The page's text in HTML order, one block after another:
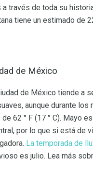
través de toda su
tiene un estimado de
de México
de México tiende a
aunque durante
de 62 ° F (17 ° C). Mayo
por lo que si está de
La temporada de
es julio. Lea más